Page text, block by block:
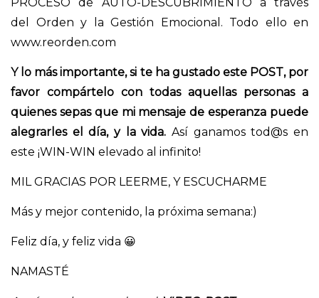
PROCESO de AUTO-DESCUBRIMIENTO a través
del Orden y la Gestión Emocional. Todo ello en
www.reorden.com
Y lo más importante, si te ha gustado este POST, por
favor compártelo con todas aquellas personas a
quienes sepas que mi mensaje de esperanza puede
alegrarles el día, y la vida. Así ganamos tod@s en
este ¡WIN-WIN elevado al infinito!
MIL GRACIAS POR LEERME, Y ESCUCHARME
Más y mejor contenido, la próxima semana:)
Feliz día, y feliz vida 😀
NAMASTÉ